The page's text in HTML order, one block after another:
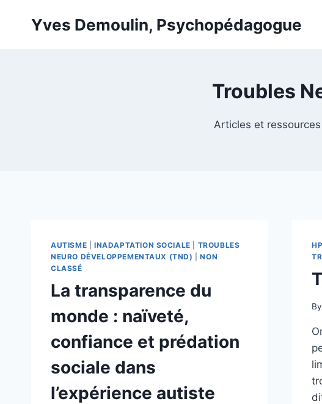
Yves Demoulin, Psychopédagogue
Troubles
Articles et
AUTISME INADAPTATION SOCIALE
TROUBLES
NEURO DÉVELOPPEMENTAUX (TND)
|NON
CLASSÉ
La transparence du
monde : naïveté,
confiance et prédation
sociale dans
l’expérience autiste
By